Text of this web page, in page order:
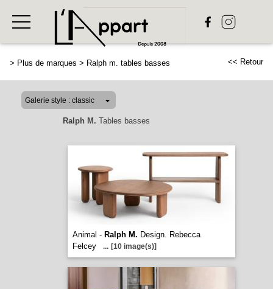
> Plus de marques > Ralph m. tables basses << Retour
Ralph M. Tables basses
Animal - Ralph M. Design. Rebecca
Felcey
... [10 image(s)]